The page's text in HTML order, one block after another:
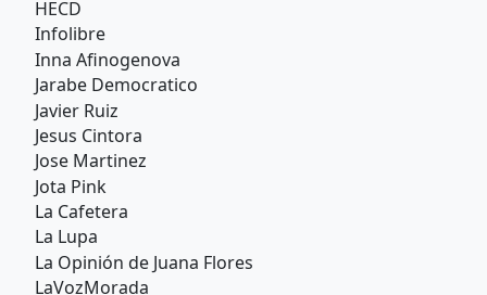
HECD
Infolibre
Inna Afinogenova
Jarabe Democratico
Javier Ruiz
Jesus Cintora
Jose Martinez
Jota Pink
La Cafetera
La Lupa
La Opinión de Juana Flores
LaVozMorada